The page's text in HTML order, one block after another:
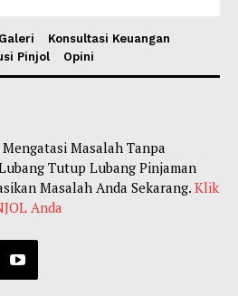
Galeri
Konsultasi Keuangan
Pinjol
Opini
Masalah Tanpa
Tutup Lubang Pinjaman
Masalah Anda Sekarang. Klik
Anda